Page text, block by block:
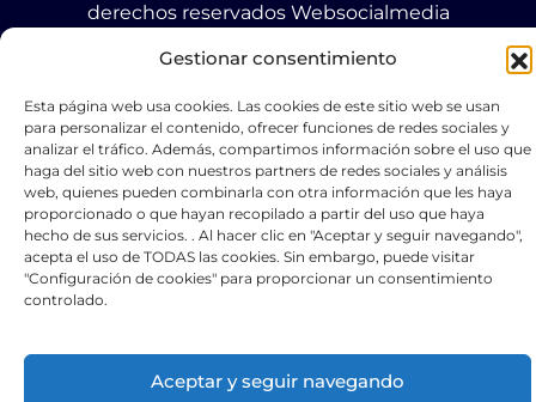
Gestionar consentimiento
Esta página web usa cookies. Las cookies de este sitio web se usan
para personalizar el contenido, ofrecer funciones de redes sociales y
analizar el tráfico. Además, compartimos información sobre el uso que
haga del sitio web con nuestros partners de redes sociales y análisis
web, quienes pueden combinarla con otra información que les haya
proporcionado o que hayan recopilado a partir del uso que haya
hecho de sus servicios. . Al hacer clic en "Aceptar y seguir navegando",
acepta el uso de TODAS las cookies. Sin embargo, puede visitar
"Configuración de cookies" para proporcionar un consentimiento
controlado.
Aceptar y seguir navegando
derechos reservados Websocialmedia
Optimized by Seraphinite Accelerator
Turns on site high speed to be attractive for people and search engines.